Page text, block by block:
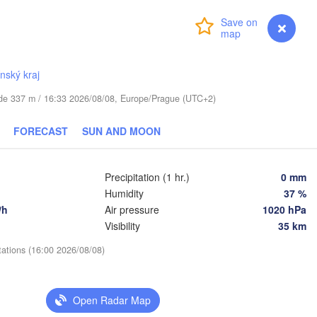
myVentusky Forecast
kraj
337 m / 16:33 2026/08/08, Europe/Prague (UTC+2)
FORECAST SUN AND MOON
Precipitation (1 hr.)
0 mm
Humidity
37 %
Air pressure
1020 hPa
Visibility
35 km
(16:00 2026/08/08)
Open Radar Map
(Kyiv)
Гомель
(Homieĺ)
Чернігів
Магілёў
Курск